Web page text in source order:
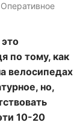
по тому, как
велосипедах
но,
10-20